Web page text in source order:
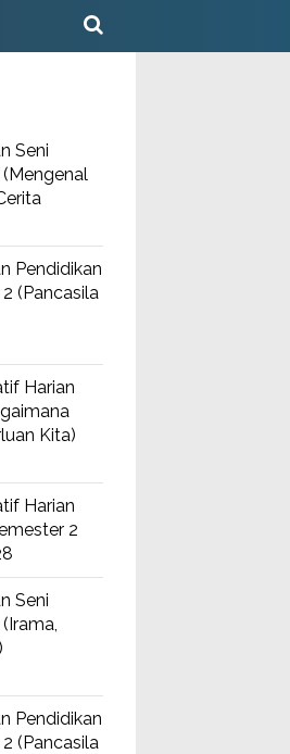
Seni
Pendidikan
(Pancasila
Harian
Kita)
Harian
2
Seni
Pendidikan
(Pancasila